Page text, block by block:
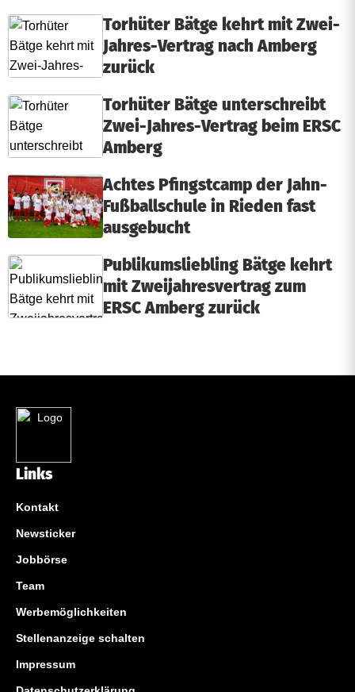
Torhüter Bätge kehrt mit Zwei-
Jahres-Vertrag nach Amberg
zurück
Torhüter Bätge unterschreibt
Zwei-Jahres-Vertrag beim ERSC
Amberg
Achtes Pfingstcamp der Jahn-
Fußballschule in Rieden fast
ausgebucht
Publikumsliebling Bätge kehrt
mit Zweijahresvertrag zum
ERSC Amberg zurück
Links
Kontakt
Newsticker
Jobbörse
Team
Werbemöglichkeiten
Stellenanzeige schalten
Impressum